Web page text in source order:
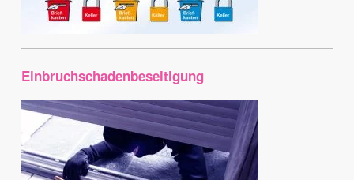
Einbruchschadenbeseitigung